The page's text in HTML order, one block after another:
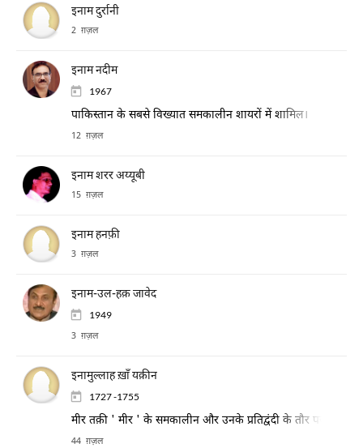
इनाम दुर्रानी
2 ग़ज़ल
इनाम नदीम
1967
पाकिस्तान के सबसे विख्यात समकालीन शायरों में शामिल।
12 ग़ज़ल
इनाम शरर अय्यूबी
15 ग़ज़ल
इनाम हनफ़ी
3 ग़ज़ल
इनाम-उल-हक़ जावेद
1949
3 ग़ज़ल
इनामुल्लाह ख़ाँ यक़ीन
1727 -1755
मीर तक़ी ' मीर ' के समकालीन और उनके प्रतिद्वंदी के तौर पर
44 ग़ज़ल